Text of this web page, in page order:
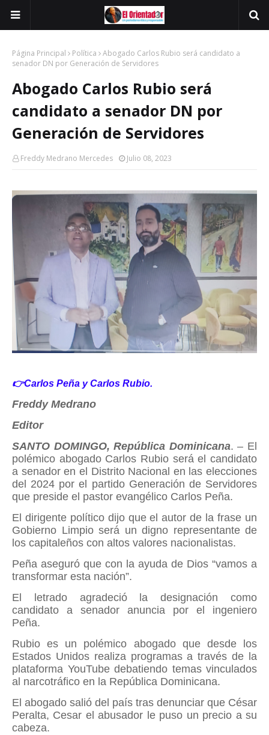
Página Principal Política
Abogado Carlos Rubio será candidato a
senador DN por Generación de Servidores
Abogado Carlos Rubio será
candidato a senador DN por
Generación de Servidores
Freddy Medrano Mercedes Julio 08, 2023
👉Carlos Peña y Carlos Rubio.
Freddy Medrano
Editor
SANTO DOMINGO, República Dominicana. – El
polémico abogado Carlos Rubio será el candidato
a senador en el Distrito Nacional en las elecciones
del 2024 por el partido Generación de Servidores
que preside el pastor evangélico Carlos Peña.
El dirigente político dijo que el autor de la frase un
Gobierno Limpio será un digno representante de
los capitaleños con altos valores nacionalistas.
Peña aseguró que con la ayuda de Dios “vamos a
transformar esta nación”.
El letrado agradeció la designación como
candidato a senador anuncia por el ingeniero
Peña.
Rubio es un polémico abogado que desde los
Estados Unidos realiza programas a través de la
plataforma YouTube debatiendo temas vinculados
al narcotráfico en la República Dominicana.
El abogado salió del país tras denunciar que César
Peralta, Cesar el abusador le puso un precio a su
cabeza.